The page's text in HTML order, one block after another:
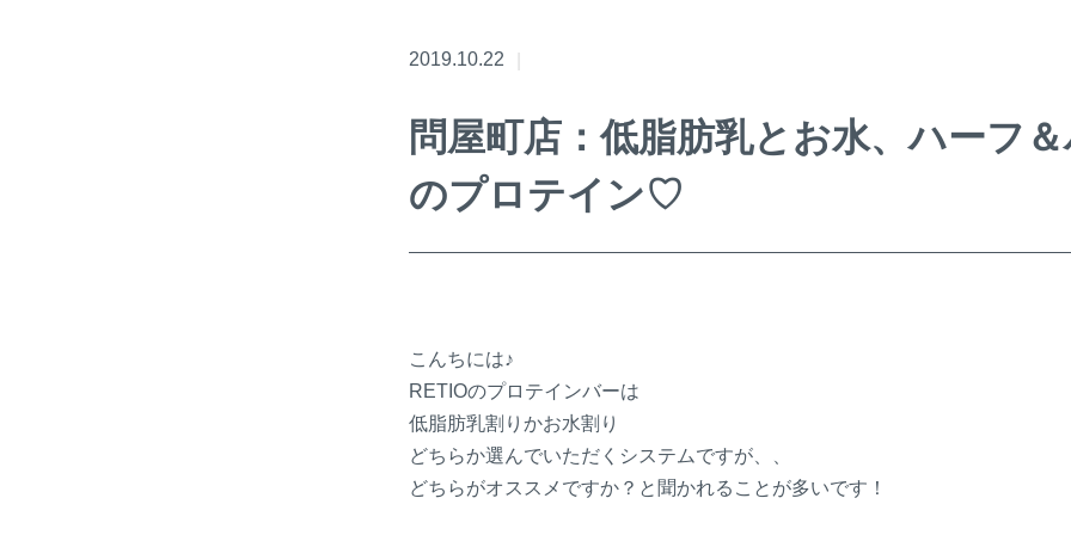
2019.10.22
問屋町店：低脂肪乳とお水、ハーフ
のプロテイン♡
こんちには♪
RETIOのプロテインバーは
低脂肪乳割りかお水割り
どちらか選んでいただくシステムですが、、
どちらがオススメですか？と聞かれることが多いです！